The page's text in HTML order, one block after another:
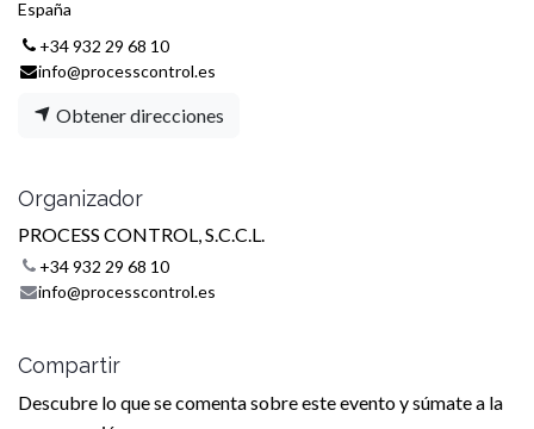
España
+34 932 29 68 10
info@processcontrol.es
Obtener direcciones
Organizador
PROCESS CONTROL, S.C.C.L.
+34 932 29 68 10
info@processcontrol.es
Compartir
Descubre lo que se comenta sobre este evento y súmate a la